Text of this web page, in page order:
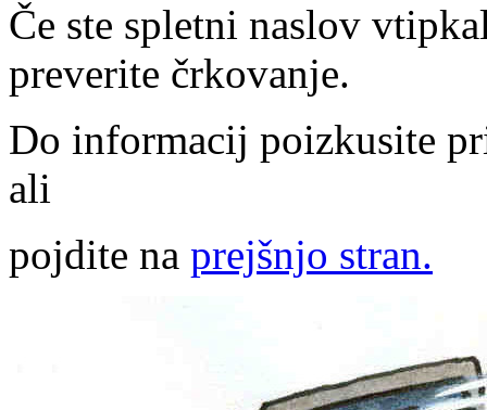
Če ste spletni naslov
preverite črkovanje.
Do informacij poizkusite
ali
pojdite na prejšnjo stran.